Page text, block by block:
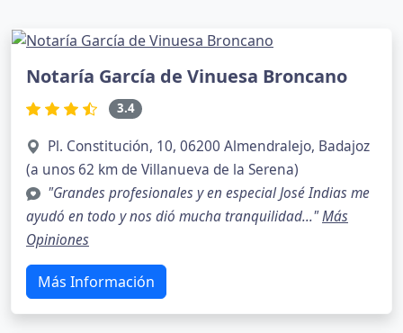
Notaría García de Vinuesa Broncano
3.4
Pl. Constitución, 10, 06200 Almendralejo, Badajoz
(a unos 62 km de Villanueva de la Serena)
"Grandes profesionales y en especial José Indias me
ayudó en todo y nos dió mucha tranquilidad..."Más
Opiniones
Más Información